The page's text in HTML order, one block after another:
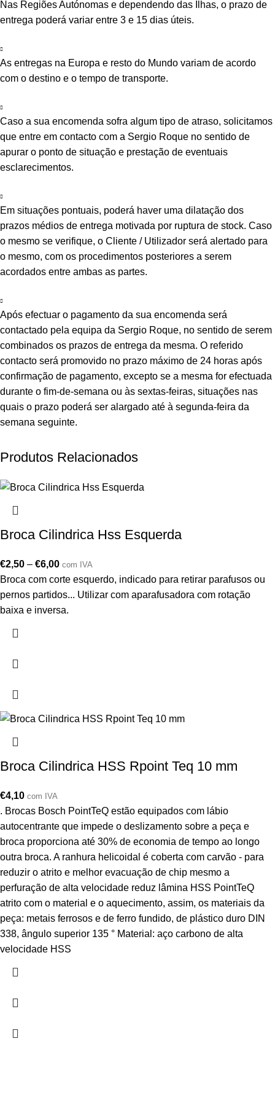
Nas Regiões Autónomas e dependendo das Ilhas, o prazo de
entrega poderá variar entre 3 e 15 dias úteis.
As entregas na Europa e resto do Mundo variam de acordo
com o destino e o tempo de transporte.
Caso a sua encomenda sofra algum tipo de atraso, solicitamos
que entre em contacto com a Sergio Roque no sentido de
apurar o ponto de situação e prestação de eventuais
esclarecimentos.
Em situações pontuais, poderá haver uma dilatação dos
prazos médios de entrega motivada por ruptura de stock. Caso
o mesmo se verifique, o Cliente / Utilizador será alertado para
o mesmo, com os procedimentos posteriores a serem
acordados entre ambas as partes.
Após efectuar o pagamento da sua encomenda será
contactado pela equipa da Sergio Roque, no sentido de serem
combinados os prazos de entrega da mesma. O referido
contacto será promovido no prazo máximo de 24 horas após
confirmação de pagamento, excepto se a mesma for efectuada
durante o fim-de-semana ou às sextas-feiras, situações nas
quais o prazo poderá ser alargado até à segunda-feira da
semana seguinte.
Produtos Relacionados
Broca Cilindrica Hss Esquerda
€2,50 – €6,00 com IVA
Broca com corte esquerdo, indicado para retirar parafusos ou
pernos partidos... Utilizar com aparafusadora com rotação
baixa e inversa.
Broca Cilindrica HSS Rpoint Teq 10 mm
€4,10 com IVA
. Brocas Bosch PointTeQ estão equipados com lábio
autocentrante que impede o deslizamento sobre a peça e
broca proporciona até 30% de economia de tempo ao longo
outra broca. A ranhura helicoidal é coberta com carvão - para
reduzir o atrito e melhor evacuação de chip mesmo a
perfuração de alta velocidade reduz lâmina HSS PointTeQ
atrito com o material e o aquecimento, assim, os materiais da
peça: metais ferrosos e de ferro fundido, de plástico duro DIN
338, ângulo superior 135 ° Material: aço carbono de alta
velocidade HSS